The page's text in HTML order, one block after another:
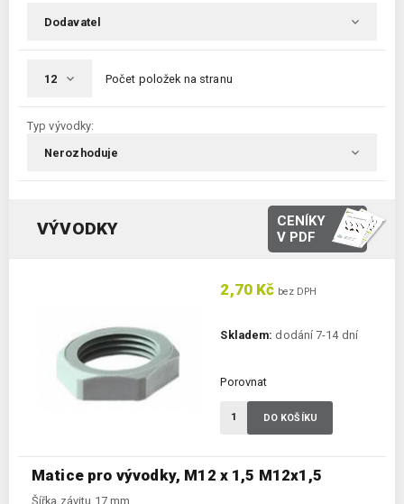
Počet položek na stranu
Typ vývodky:
VÝVODKY
CENÍKY
V PDF
Matice pro vývodky, M12 x 1,5 M12x1,5
Šířka závitu 17 mm
2,70 Kč bez DPH
Skladem: dodání 7-14 dní
Porovnat
DO KOŠÍKU